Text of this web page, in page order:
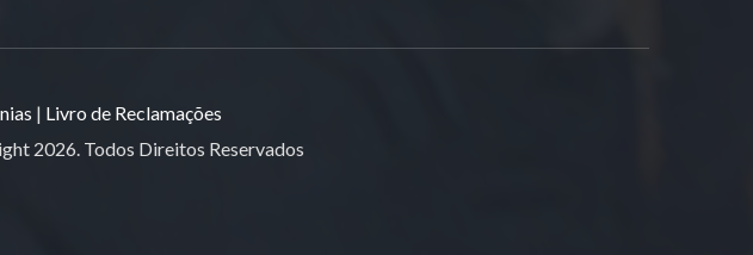
| Livro de Reclamações
2026. Todos Direitos Reservados